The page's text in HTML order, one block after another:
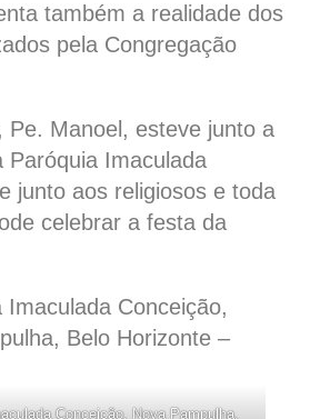
também a realidade dos
pela Congregação
Pe. Manoel, esteve junto a
Paróquia Imaculada
junto aos religiosos e toda
celebrar a festa da
Conceição, Nova Pampulha,